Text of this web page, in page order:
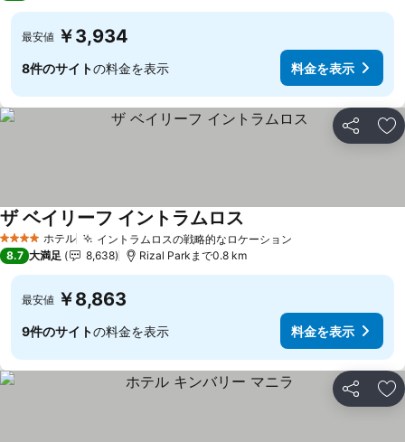
最安値 ￥3,934
8件のサイトの料金を表示 料金を表示
シェア お
4 ホテルのランク
ホテル イントラムロスの戦略的なロケーション
ザ ベイリーフ イントラムロス
8.7 大満足 8,638 Rizal Parkまで0.8 km
最安値 ￥8,863
9件のサイトの料金を表示 料金を表示
シェア お